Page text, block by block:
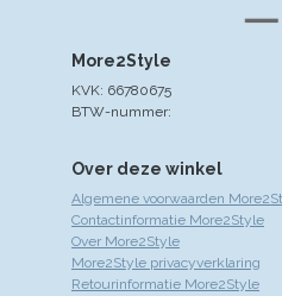
Over deze winkel
Algemene voorwaarden
Contactinformatie More2Style
Over More2Style
More2Style privacyverklaring
Retourinformatie More2Style
More2Style
KVK: 66780675
BTW-nummer: